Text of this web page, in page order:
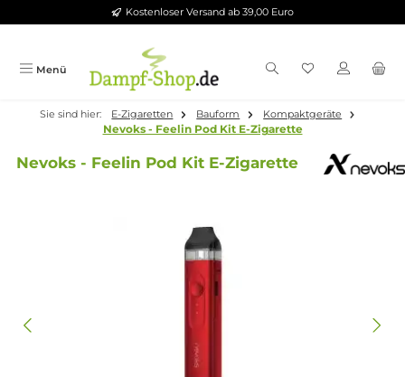
Zum Hauptinhalt springenKostenloser Versand ab 39,00 Euro
Menü
Sie sind hier: E-Zigaretten Bauform Kompaktgeräte
Nevoks - Feelin Pod Kit E-Zigarette